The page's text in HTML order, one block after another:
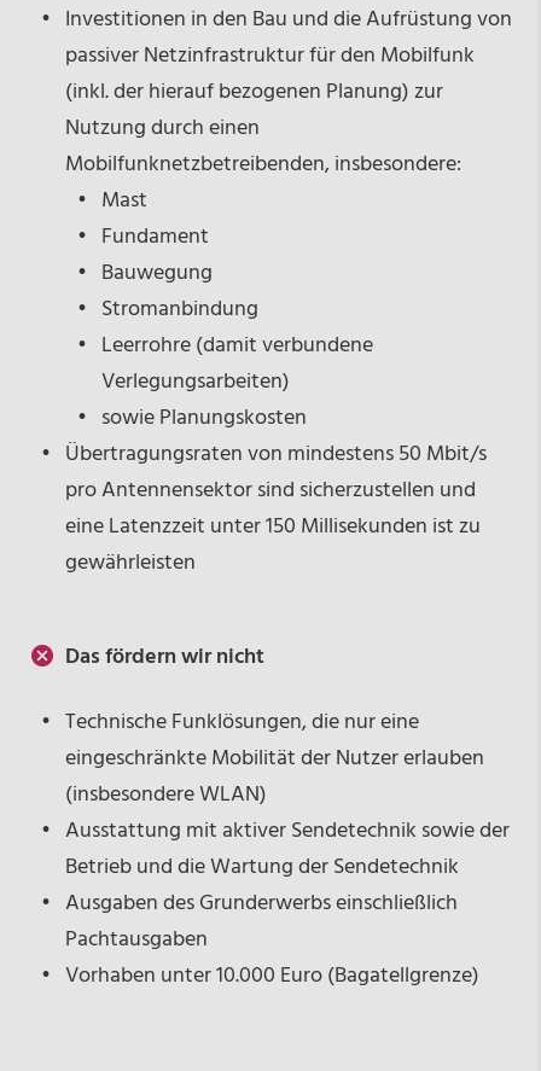
Investitionen in den Bau und die Aufrüstung von
passiver Netzinfrastruktur für den Mobilfunk
(inkl. der hierauf bezogenen Planung) zur
Nutzung durch einen
Mobilfunknetzbetreibenden, insbesondere:
Mast
Fundament
Bauwegung
Stromanbindung
Leerrohre (damit verbundene
Verlegungsarbeiten)
sowie Planungskosten
Übertragungsraten von mindestens 50 Mbit/s
pro Antennensektor sind sicherzustellen und
eine Latenzzeit unter 150 Millisekunden ist zu
gewährleisten
Das fördern wir nicht
Technische Funklösungen, die nur eine
eingeschränkte Mobilität der Nutzer erlauben
(insbesondere WLAN)
Ausstattung mit aktiver Sendetechnik sowie der
Betrieb und die Wartung der Sendetechnik
Ausgaben des Grunderwerbs einschließlich
Pachtausgaben
Vorhaben unter 10.000 Euro (Bagatellgrenze)